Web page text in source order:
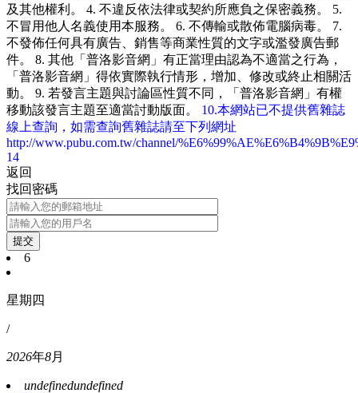
及其他權利。 4. 不違反依法律或契約所應負之保密義務。 5.
不冒用他人名義使用本服務。 6. 不傳輸或散佈電腦病毒。 7.
不發佈任何具有廣告、銷售等商業性質的文字或濫發廣告郵
件。 8. 其他「普洛影音網」有正當理由認為不適當之行為，
「普洛影音網」得依實際執行情形，增加、修改或終止相關活
動。 9. 若發言主題與討論區性質不同，「普洛影音網」有權
移動該發言主題至適當討動版面。 10.本網站已不提供舊雜誌
線上查詢，如需查詢舊雜誌請至下列網址
http://www.pubu.com.tw/channel/
14
返回
找回密碼
提交
6
星期四
/
2026年8月
undefinedundefined